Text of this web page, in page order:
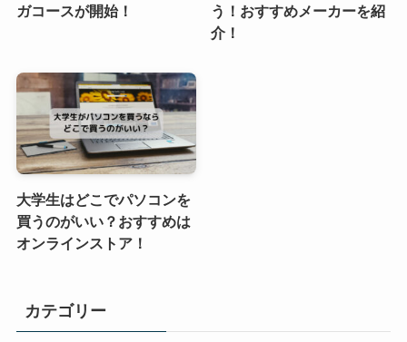
ガコースが開始！
う！おすすめメーカーを紹
介！
大学生はどこでパソコンを
買うのがいい？おすすめは
オンラインストア！
カテゴリー